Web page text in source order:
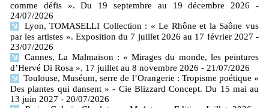
comme défis ». Du 19 septembre au 19 décembre 2026
-
24/07/2026
Lyon, TOMASELLI Collection : « Le Rhône et la Saône vus
par les artistes ». Exposition du 7 juillet 2026 au 17 février 2027 -
23/07/2026
Cannes, La Malmaison : « Mirages du monde, les peintures
d’Hervé Di Rosa ». 17 juillet au 8 novembre 2026 - 21/07/2026
Toulouse, Muséum, serre de l’Orangerie : Tropisme poétique «
Des plantes qui dansent » - Cie Blizzard Concept. Du 15 mai au
13 juin 2027 - 20/07/2026